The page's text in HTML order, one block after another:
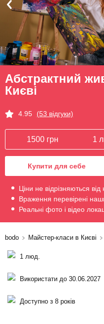
Абстрактний
Києві
4.95 (53 відгуки)
1500 грн 1
Купити для себе
Ціни не відрізняються
Враження перевірені
Реальні фото і відео
bodo Майстер-класи в Києві
1 люд.
Використати до 30.06.2027
Доступно з 8 років